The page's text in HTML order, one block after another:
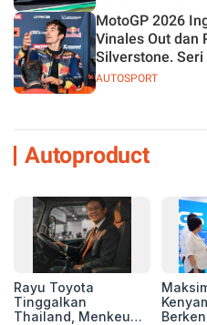
AUTOSPORT
MotoGP 2026
Vinales Out dan
Silverstone.
Autoproduct
Rayu Toyota
Tinggalkan
Thailand, Menkeu